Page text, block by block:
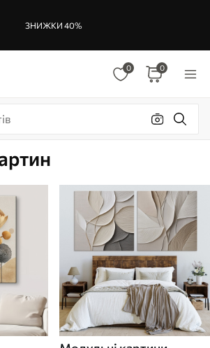
ЗНИЖКИ 40%
0 0